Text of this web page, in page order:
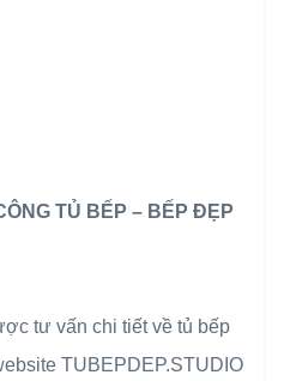
TỦ BẾP – BẾP ĐẸP
tư vấn chi tiết về tủ bếp
TUBEPDEP.STUDIO